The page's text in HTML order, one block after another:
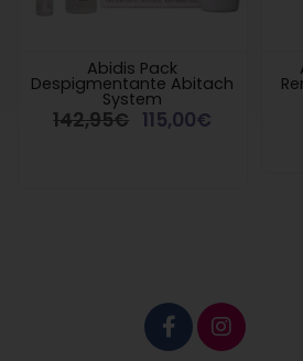
Abidis Pack
Despigmentante Abitach
System
142,95€ 115,00€